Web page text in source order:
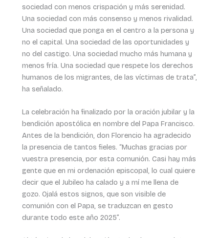
sociedad con menos crispación y más serenidad.
Una sociedad con más consenso y menos rivalidad.
Una sociedad que ponga en el centro a la persona y
no el capital. Una sociedad de las oportunidades y
no del castigo. Una sociedad mucho más humana y
menos fría. Una sociedad que respete los derechos
humanos de los migrantes, de las víctimas de trata”,
ha señalado.
La celebración ha finalizado por la oración jubilar y la
bendición apostólica en nombre del Papa Francisco.
Antes de la bendición, don Florencio ha agradecido
la presencia de tantos fieles. “Muchas gracias por
vuestra presencia, por esta comunión. Casi hay más
gente que en mi ordenación episcopal, lo cual quiere
decir que el Jubileo ha calado y a mí me llena de
gozo. Ojalá estos signos, que son visible de
comunión con el Papa, se traduzcan en gesto
durante todo este año 2025”.